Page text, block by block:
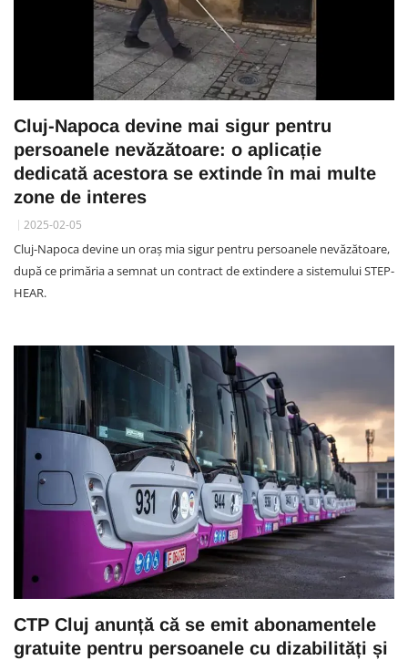
Cluj-Napoca devine mai sigur pentru
persoanele nevăzătoare: o aplicație
dedicată acestora se extinde în mai multe
zone de interes
2025-02-05
Cluj-Napoca devine un oraș mia sigur pentru persoanele nevăzătoare,
după ce primăria a semnat un contract de extindere a sistemului STEP-
HEAR.
CTP Cluj anunță că se emit abonamentele
gratuite pentru persoanele cu dizabilități și